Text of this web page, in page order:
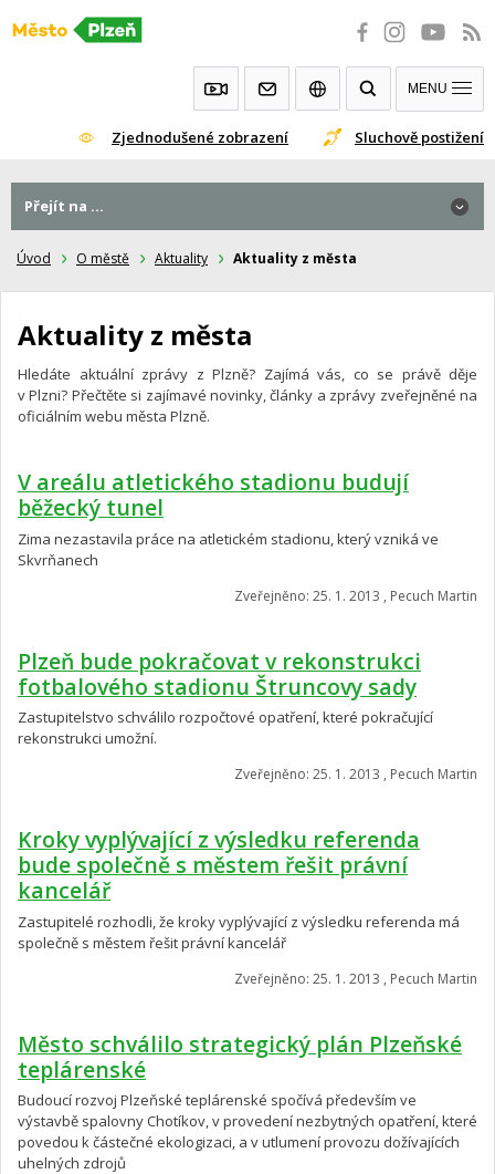
Přeskočit
Zjednodušené zobrazení Sluchově postižení
MENU
Úvod O městě Aktuality Aktuality z města
Aktuality z města
Hledáte aktuální zprávy z Plzně? Zajímá vás, co se právě děje
v Plzni? Přečtěte si zajímavé novinky, články a zprávy zveřejněné na
oficiálním webu města Plzně.
V areálu atletického stadionu budují
běžecký tunel
Zima nezastavila práce na atletickém stadionu, který vzniká ve
Skvrňanech
Zveřejněno: 25. 1. 2013 , Pecuch Martin
Plzeň bude pokračovat v rekonstrukci
fotbalového stadionu Štruncovy sady
Zastupitelstvo schválilo rozpočtové opatření, které pokračující
rekonstrukci umožní.
Zveřejněno: 25. 1. 2013 , Pecuch Martin
Kroky vyplývající z výsledku referenda
bude společně s městem řešit právní
kancelář
Zastupitelé rozhodli, že kroky vyplývající z výsledku referenda má
společně s městem řešit právní kancelář
Zveřejněno: 25. 1. 2013 , Pecuch Martin
Město schválilo strategický plán Plzeňské
teplárenské
Budoucí rozvoj Plzeňské teplárenské spočívá především ve
výstavbě spalovny Chotíkov, v provedení nezbytných opatření, které
povedou k částečné ekologizaci, a v utlumení provozu dožívajících
uhelných zdrojů
Přejít na ...